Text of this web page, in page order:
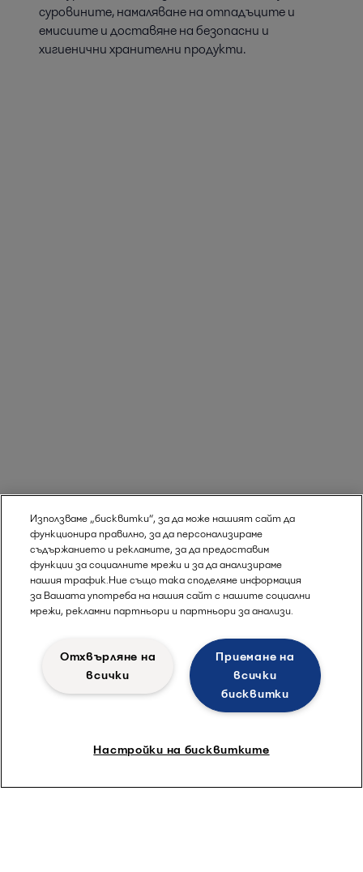
суровините, намаляване на отпадъците и
емисиите и доставяне на безопасни и
хигиенични хранителни продукти.
Използваме „бисквитки“, за да може нашият сайт да
функционира правилно, за да персонализираме
съдържанието и рекламите, за да предоставим
функции за социалните мрежи и за да анализираме
нашия трафик.Ние също така споделяме информация
за Вашата употреба на нашия сайт с нашите социални
мрежи, рекламни партньори и партньори за анализи.
Приемане на
всички
бисквитки
Отхвърляне на
всички
Настройки на бисквитките